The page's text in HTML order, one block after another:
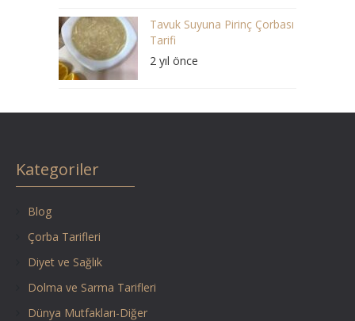
Tavuk Suyuna Pirinç Çorbası
Tarifi
2 yıl önce
Kategoriler
Blog
Çorba Tarifleri
Diyet ve Sağlık
Dolma ve Sarma Tarifleri
Dünya Mutfakları-Diğer